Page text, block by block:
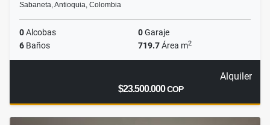
Sabaneta, Antioquia, Colombia
0Alcobas 0Garaje
6 Baños 719.7Área m2
Alquiler
$23.500.000COP